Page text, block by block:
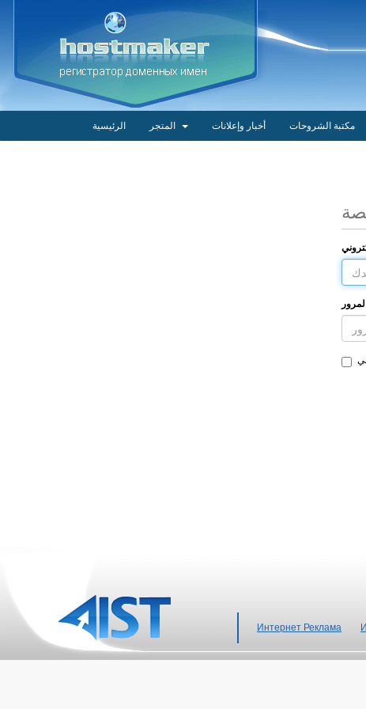
الرئيسية أخبار وإعلانات مكتبة الشروحات
Интернет Реклама